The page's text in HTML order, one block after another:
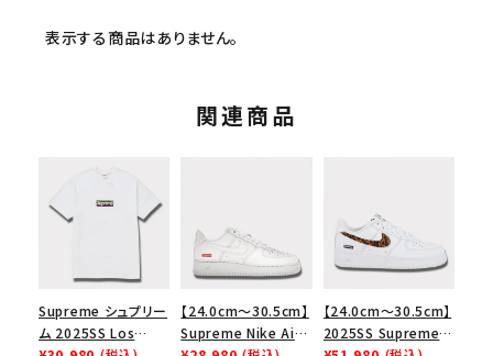
表示する商品はありません。
関連商品
Supreme シュプリー
ム 2025SS Los
【24.0cm～30.5cm】
Supreme Nike Air
【24.0cm～30.5cm】
2025SS Supreme